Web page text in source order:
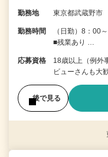
勤務地 東京都武蔵野市
勤務時間
（日勤）8：00
■残業あり …
応募資格
18歳以上（例外
ビューさんも大
後で見る